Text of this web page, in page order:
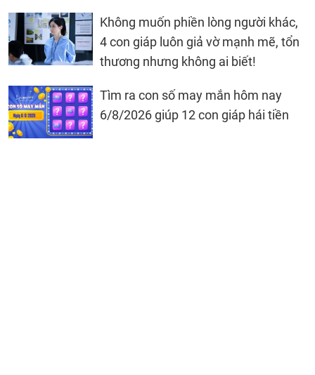
Không muốn phiền lòng người khác,
4 con giáp luôn giả vờ mạnh mẽ, tổn
thương nhưng không ai biết!
Tìm ra con số may mắn hôm nay
6/8/2026 giúp 12 con giáp hái tiền